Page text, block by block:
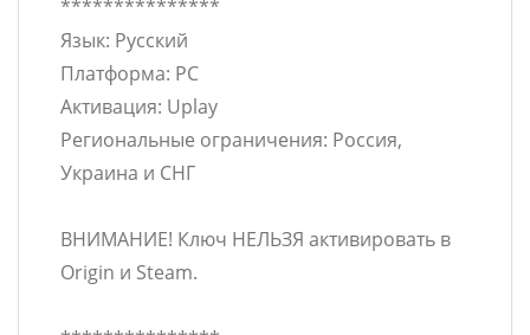
***************
Язык: Русский
Платформа: PC
Активация: Uplay
Региональные ограничения: Россия,
Украина и СНГ
ВНИМАНИЕ! Ключ НЕЛЬЗЯ активировать в
Origin и Steam.